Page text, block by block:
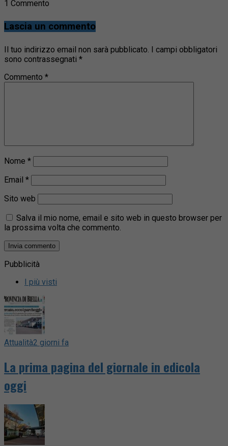
1 Commento
Lascia un commento
Il tuo indirizzo email non sarà pubblicato. I campi obbligatori
sono contrassegnati *
Commento *
Nome *
Email *
Sito web
Salva il mio nome, email e sito web in questo browser per
la prossima volta che commento.
Pubblicità
I più visti
Attualità2 giorni fa
La prima pagina del giornale in edicola
oggi